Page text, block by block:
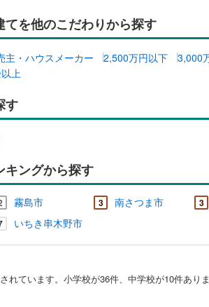
を他のこだわりから探す
主・ハウスメーカー 2,500万円以下 3,000
上
す
キングから探す
霧島市 3 南さつま市 3
いちき串木野市
れています。小学校が36件、中学校が10件ありま